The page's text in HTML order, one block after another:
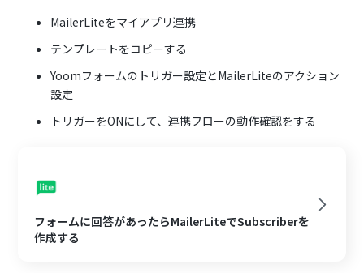
MailerLiteをマイアプリ連携
テンプレートをコピーする
Yoomフォームのトリガー設定とMailerLiteのアクション
設定
トリガーをONにして、連携フローの動作確認をする
フォームに回答があったらMailerLiteでSubscriberを
作成する